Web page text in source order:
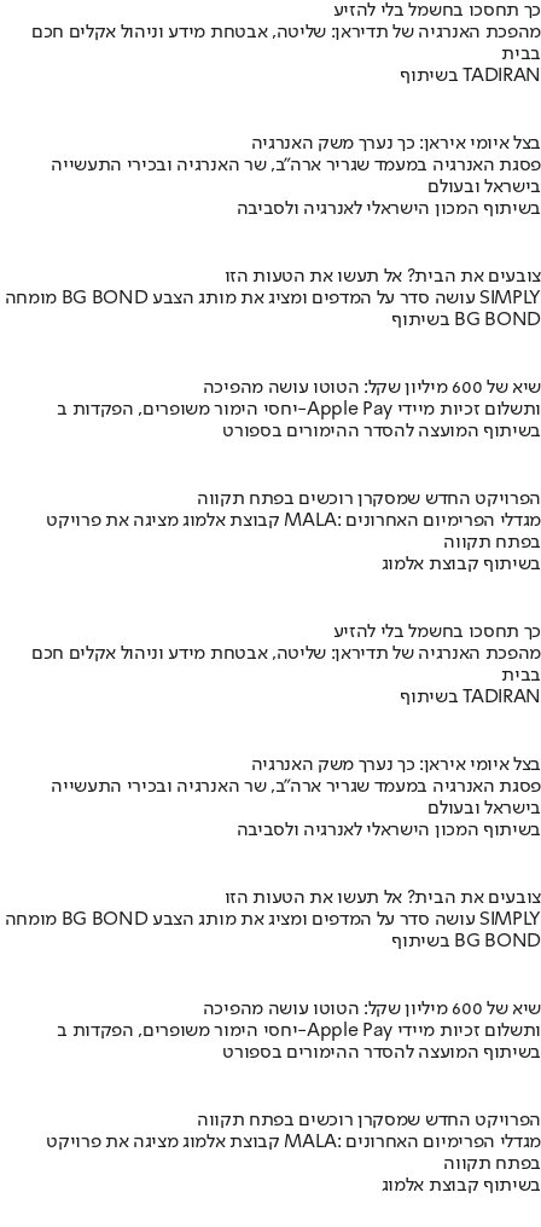
כך תחסכו בחשמל בלי להזיע
מהפכת האנרגיה של תדיראן: שליטה, אבטחת מידע וניהול אקלים חכם
בבית
בשיתוף TADIRAN
בצל איומי איראן: כך נערך משק האנרגיה
פסגת האנרגיה במעמד שגריר ארה"ב, שר האנרגיה ובכירי התעשייה
בישראל ובעולם
בשיתוף המכון הישראלי לאנרגיה ולסביבה
צובעים את הבית? אל תעשו את הטעות הזו
מומחה BG BOND עושה סדר על המדפים ומציג את מותג הצבע SIMPLY
בשיתוף BG BOND
שיא של 600 מיליון שקל: הטוטו עושה מהפיכה
יחסי הימור משופרים, הפקדות ב-Apple Pay ותשלום זכיות מיידי
בשיתוף המועצה להסדר ההימורים בספורט
הפרויקט החדש שמסקרן רוכשים בפתח תקווה
קבוצת אלמוג מציגה את פרויקט MALA: מגדלי הפרימיום האחרונים
בפתח תקווה
בשיתוף קבוצת אלמוג
כך תחסכו בחשמל בלי להזיע
מהפכת האנרגיה של תדיראן: שליטה, אבטחת מידע וניהול אקלים חכם
בבית
בשיתוף TADIRAN
בצל איומי איראן: כך נערך משק האנרגיה
פסגת האנרגיה במעמד שגריר ארה"ב, שר האנרגיה ובכירי התעשייה
בישראל ובעולם
בשיתוף המכון הישראלי לאנרגיה ולסביבה
צובעים את הבית? אל תעשו את הטעות הזו
מומחה BG BOND עושה סדר על המדפים ומציג את מותג הצבע SIMPLY
בשיתוף BG BOND
שיא של 600 מיליון שקל: הטוטו עושה מהפיכה
יחסי הימור משופרים, הפקדות ב-Apple Pay ותשלום זכיות מיידי
בשיתוף המועצה להסדר ההימורים בספורט
הפרויקט החדש שמסקרן רוכשים בפתח תקווה
קבוצת אלמוג מציגה את פרויקט MALA: מגדלי הפרימיום האחרונים
בפתח תקווה
בשיתוף קבוצת אלמוג